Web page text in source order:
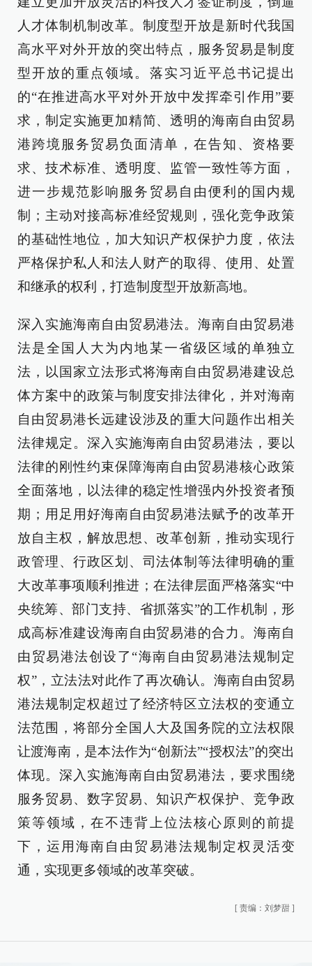
人才体制机制改革。制度型开放是新时代我国
高水平对外开放的突出特点，服务贸易是制度
型开放的重点领域。落实习近平总书记提出
的“在推进高水平对外开放中发挥牵引作用”要
求，制定实施更加精简、透明的海南自由贸易
港跨境服务贸易负面清单，在告知、资格要
求、技术标准、透明度、监管一致性等方面，
进一步规范影响服务贸易自由便利的国内规
制；主动对接高标准经贸规则，强化竞争政策
的基础性地位，加大知识产权保护力度，依法
严格保护私人和法人财产的取得、使用、处置
和继承的权利，打造制度型开放新高地。
深入实施海南自由贸易港法。海南自由贸易港
法是全国人大为内地某一省级区域的单独立
法，以国家立法形式将海南自由贸易港建设总
体方案中的政策与制度安排法律化，并对海南
自由贸易港长远建设涉及的重大问题作出相关
法律规定。深入实施海南自由贸易港法，要以
法律的刚性约束保障海南自由贸易港核心政策
全面落地，以法律的稳定性增强内外投资者预
期；用足用好海南自由贸易港法赋予的改革开
放自主权，解放思想、改革创新，推动实现行
政管理、行政区划、司法体制等法律明确的重
大改革事项顺利推进；在法律层面严格落实“中
央统筹、部门支持、省抓落实”的工作机制，形
成高标准建设海南自由贸易港的合力。海南自
由贸易港法创设了“海南自由贸易港法规制定
权”，立法法对此作了再次确认。海南自由贸易
港法规制定权超过了经济特区立法权的变通立
法范围，将部分全国人大及国务院的立法权限
让渡海南，是本法作为“创新法”“授权法”的突出
体现。深入实施海南自由贸易港法，要求围绕
服务贸易、数字贸易、知识产权保护、竞争政
策等领域，在不违背上位法核心原则的前提
下，运用海南自由贸易港法规制定权灵活变
通，实现更多领域的改革突破。
[ 责编：刘梦甜 ]